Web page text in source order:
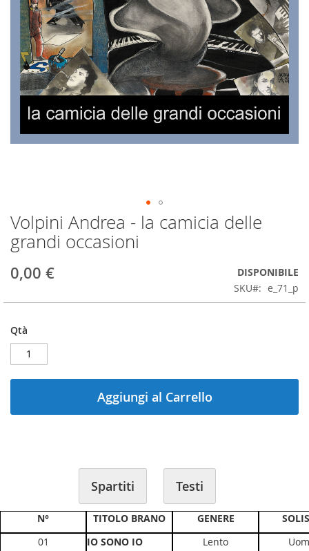
Skip
to
the
of
images
Volpini Andrea - la camicia delle
grandi occasioni
0,00 €
DISPONIBILE
SKU
e_71_p
Qtà
Aggiungi al Carrello
Spartiti Testi
N° TITOLO BRANO GENERE
01
IO SONO IO Lento